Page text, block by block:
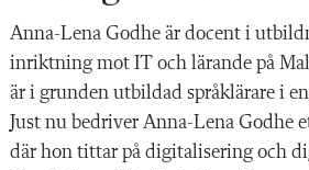
Anna-Lena Godhe är docent i
inriktning mot IT och lärande på
är i grunden utbildad språklärare i
Just nu bedriver Anna-Lena Godhe
där hon tittar på digitalisering och